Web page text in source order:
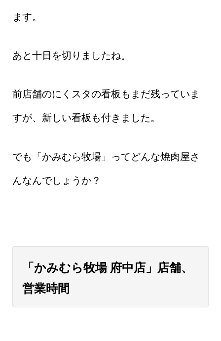
ます。
あと十日を切りましたね。
前店舗のにくスタの看板もまだ残っていま
すが、新しい看板も付きました。
でも「かみむら牧場」ってどんな焼肉屋さ
んなんでしょうか？
「かみむら牧場 府中店」店舗、
営業時間